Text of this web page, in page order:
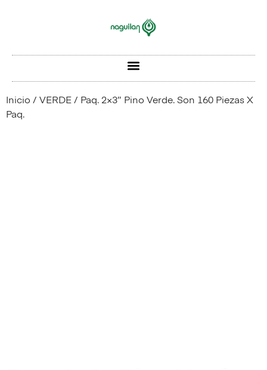
Inicio / VERDE / Paq. 2×3″ Pino Verde. Son 160 Piezas X
Paq.